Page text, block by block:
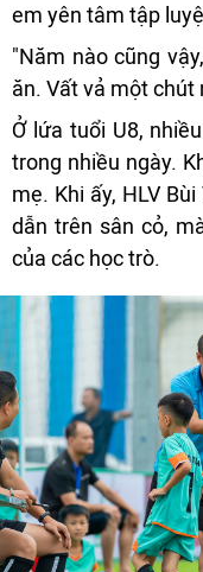
em yên tâm tập
"Năm nào cũng
ăn. Vất vả một chút
Ở lứa tuổi U8,
trong nhiều ngày.
mẹ. Khi ấy, HLV
dẫn trên sân cỏ,
của các học trò.